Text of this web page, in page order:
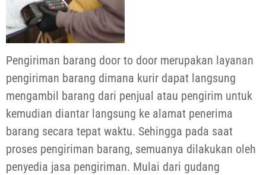
Pengiriman barang door to door merupakan layanan
pengiriman barang dimana kurir dapat langsung
mengambil barang dari penjual atau pengirim untuk
kemudian diantar langsung ke alamat penerima
barang secara tepat waktu. Sehingga pada saat
proses pengiriman barang, semuanya dilakukan oleh
penyedia jasa pengiriman. Mulai dari gudang